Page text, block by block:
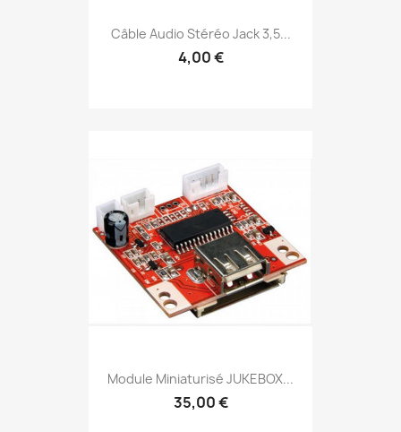
Câble Audio Stéréo Jack 3,5...
4,00 €
Module Miniaturisé JUKEBOX...
35,00 €